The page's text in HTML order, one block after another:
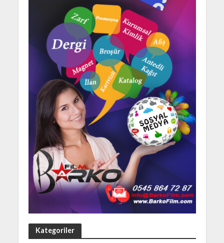
Kategoriler